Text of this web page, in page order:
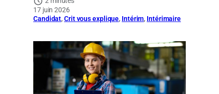
17 juin 2026
Candidat, Crit vous explique, Intérim, Intérimaire